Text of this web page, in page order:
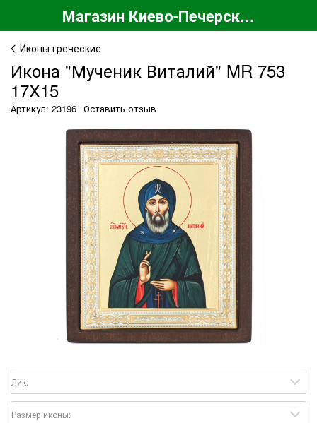
Магазин Киево-Печерской Лавры
Иконы греческие
Икона "Мученик Виталий" MR 753
17X15
Артикул: 23196 Оставить отзыв
Лик:
Размер иконы: